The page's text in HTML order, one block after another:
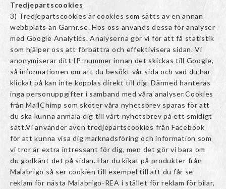
Tredjepartscookies
3) Tredjepartscookies är cookies som sätts av en annan
webbplats än Garnr.se. Hos oss används dessa för analyser
med Google Analytics. Analyserna gör vi för att få statistik
som hjälper oss att förbättra och effektivisera sidan. Vi
anonymiserar ditt IP-nummer innan det skickas till Google,
så informationen om att du besökt vår sida och vad du har
klickat på kan inte kopplas direkt till dig. Därmed hanteras
inga personuppgifter i samband med våra analyser.Cookies
från MailChimp som sköter våra nyhetsbrev sparas för att
du ska kunna anmäla dig till vårt nyhetsbrev på ett smidigt
sätt.Vi använder även tredjepartscookies från Facebook
för att kunna visa dig marknadsföring och information som
vi tror är extra intressant för dig, men det gör vi bara om
du godkänt det på sidan. Har du kikat på produkter från
Malabrigo så ser cookien till exempel till att du får se
reklam för nästa Malabrigo-REA i stället för reklam för bilar,